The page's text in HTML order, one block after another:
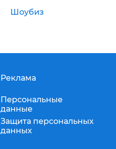
Шоубиз
Реклама
Персональные
данные
Защита персональных
данных